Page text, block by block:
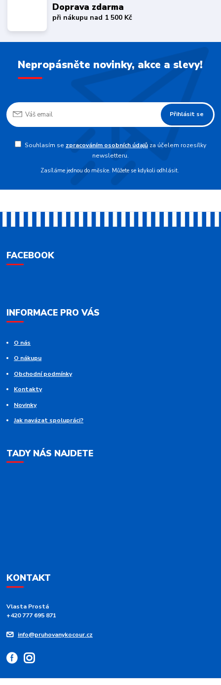
Doprava zdarma
při nákupu nad 1 500 Kč
Nepropásněte novinky, akce a slevy!
Přihlásit se
Souhlasím se zpracováním osobních údajůza účelem rozesílky
newsletteru.
Zasíláme jednou do měsíce. Můžete se kdykoli odhlásit.
FACEBOOK
INFORMACE PRO VÁS
O nás
O nákupu
Obchodní podmínky
Kontakty
Novinky
Jak navázat spolupráci?
TADY NÁS NAJDETE
KONTAKT
Vlasta Prostá
+420 777 695 871
info@pruhovanykocour.cz